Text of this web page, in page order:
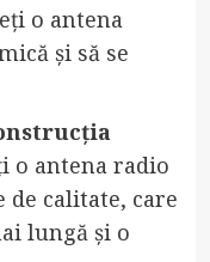
o antena
și să se
o antena radio
calitate, care
lungă și o